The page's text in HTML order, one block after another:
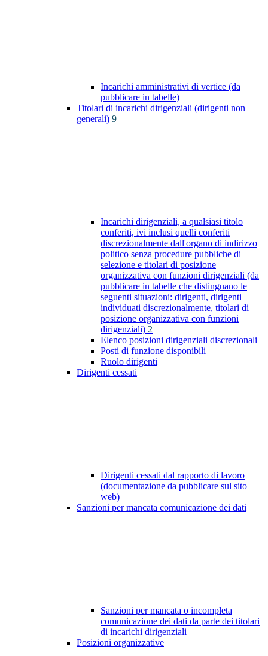
Incarichi amministrativi di vertice (da
pubblicare in tabelle)
Titolari di incarichi dirigenziali (dirigenti non
generali) 9
Incarichi dirigenziali, a qualsiasi titolo
conferiti, ivi inclusi quelli conferiti
discrezionalmente dall'organo di indirizzo
politico senza procedure pubbliche di
selezione e titolari di posizione
organizzativa con funzioni dirigenziali (da
pubblicare in tabelle che distinguano le
seguenti situazioni: dirigenti, dirigenti
individuati discrezionalmente, titolari di
posizione organizzativa con funzioni
dirigenziali) 2
Elenco posizioni dirigenziali discrezionali
Posti di funzione disponibili
Ruolo dirigenti
Dirigenti cessati
Dirigenti cessati dal rapporto di lavoro
(documentazione da pubblicare sul sito
web)
Sanzioni per mancata comunicazione dei dati
Sanzioni per mancata o incompleta
comunicazione dei dati da parte dei titolari
di incarichi dirigenziali
Posizioni organizzative